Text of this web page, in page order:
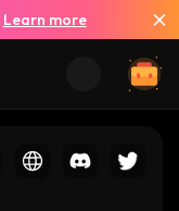
Learn more